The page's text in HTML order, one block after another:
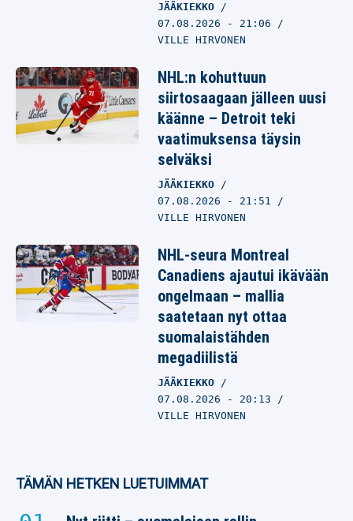
JÄÄKIEKKO
07.08.2026 - 21:06
VILLE HIRVONEN
NHL:n kohuttuun
siirtosaagaan jälleen uusi
käänne – Detroit teki
vaatimuksensa täysin
selväksi
JÄÄKIEKKO
07.08.2026 - 21:51
VILLE HIRVONEN
NHL-seura Montreal
Canadiens ajautui ikävään
ongelmaan – mallia
saatetaan nyt ottaa
suomalaistähden
megadiilistä
JÄÄKIEKKO
07.08.2026 - 20:13
VILLE HIRVONEN
TÄMÄN HETKEN LUETUIMMAT